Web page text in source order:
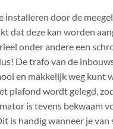
installeren door de
dat deze kan worden
onder andere een
De trafo van de
en makkelijk weg kunt
plafond wordt gelegd,
is tevens bekwaam
is handig wanneer je van